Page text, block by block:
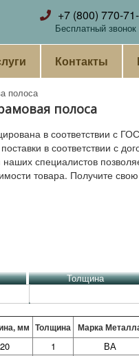
+7 (800) 770-
Бесплатный звонок
Контакты
полоса
полоса
в соответствии с
в соответствии с
специалистов
товара. Получите
Толщина
мм Толщина Марка
20 1 ВА